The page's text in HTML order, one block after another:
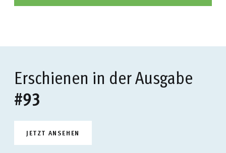
Erschienen in der Ausgabe
#93
JETZT ANSEHEN